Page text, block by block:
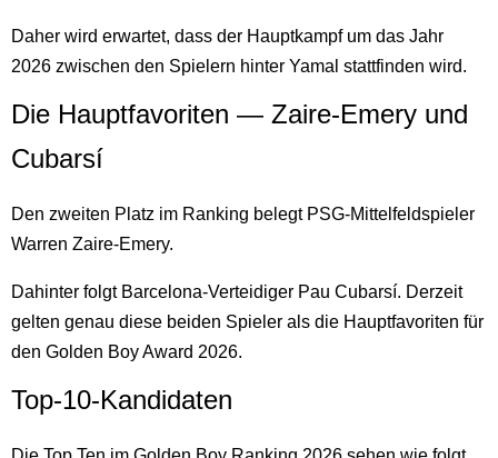
Daher wird erwartet, dass der Hauptkampf um das Jahr
2026 zwischen den Spielern hinter Yamal stattfinden wird.
Die Hauptfavoriten — Zaire-Emery und
Cubarsí
Den zweiten Platz im Ranking belegt PSG-Mittelfeldspieler
Warren Zaire-Emery.
Dahinter folgt Barcelona-Verteidiger Pau Cubarsí. Derzeit
gelten genau diese beiden Spieler als die Hauptfavoriten für
den Golden Boy Award 2026.
Top-10-Kandidaten